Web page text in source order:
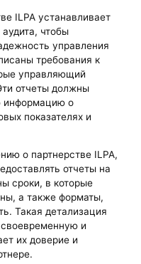
ILPA устанавливает
чтобы
управления
требования к
управляющий
отчеты должны
информацию о
показателях и
о партнерстве ILPA,
отчеты на
сроки, в которые
а также форматы,
Такая детализация
и
их доверие и